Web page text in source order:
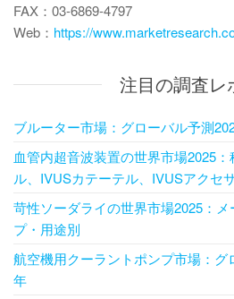
FAX：03-6869-4797
Web： https://
注目の調査レ
ブルーター市場：グローバル予測
血管内超音波装置の世界市場2025
ル、IVUSカテーテル、IVUSアクセ
苛性ソーダライの世界市場2025：
プ・用途別
航空機用クーラントポンプ市場：グ
年